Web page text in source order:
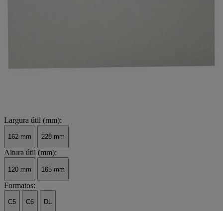
Largura útil (mm):
162 mm 228 mm
Altura útil (mm):
120 mm 165 mm
Formatos:
C5 C6 DL